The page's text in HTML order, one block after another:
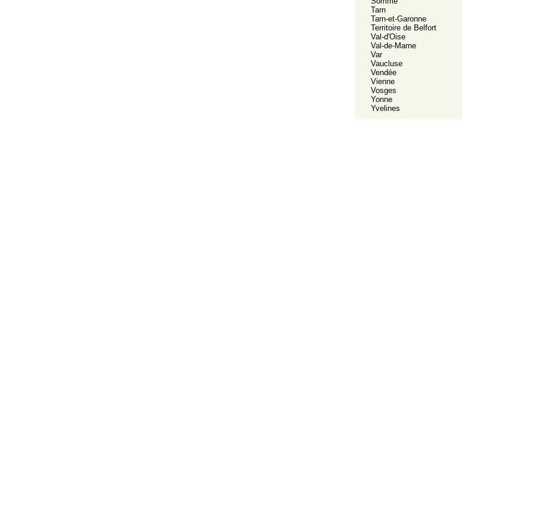
Tarn
Tarn-et-Garonne
Territoire de Belfort
Val-d'Oise
Val-de-Marne
Var
Vaucluse
Vendée
Vienne
Vosges
Yonne
Yvelines